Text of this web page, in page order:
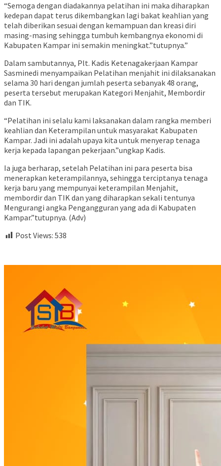
“Semoga dengan diadakannya pelatihan ini maka diharapkan
kedepan dapat terus dikembangkan lagi bakat keahlian yang
telah diberikan sesuai dengan kemampuan dan kreasi diri
masing-masing sehingga tumbuh kembangnya ekonomi di
Kabupaten Kampar ini semakin meningkat.”tutupnya.”
Dalam sambutannya, Plt. Kadis Ketenagakerjaan Kampar
Sasminedi menyampaikan Pelatihan menjahit ini dilaksanakan
selama 30 hari dengan jumlah peserta sebanyak 48 orang,
peserta tersebut merupakan Kategori Menjahit, Membordir
dan TIK.
“Pelatihan ini selalu kami laksanakan dalam rangka memberi
keahlian dan Keterampilan untuk masyarakat Kabupaten
Kampar. Jadi ini adalah upaya kita untuk menyerap tenaga
kerja kepada lapangan pekerjaan.”ungkap Kadis.
Ia juga berharap, setelah Pelatihan ini para peserta bisa
menerapkan keterampilannya, sehingga terciptanya tenaga
kerja baru yang mempunyai keterampilan Menjahit,
membordir dan TIK dan yang diharapkan sekali tentunya
Mengurangi angka Pengangguran yang ada di Kabupaten
Kampar.”tutupnya. (Adv)
Post Views: 538